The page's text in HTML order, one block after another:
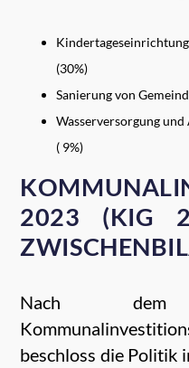
(30%)
Sanierung von
Wasserversorgung
( 9%)
2023 (KIG
Nach
beschloss die Politik